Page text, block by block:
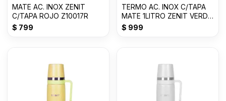
MATE AC. INOX ZENIT
C/TAPA ROJO Z10017R
$ 799
TERMO AC. INOX C/TAPA
MATE 1LITRO ZENIT VERDE
CLARO ZF3VC
$ 999